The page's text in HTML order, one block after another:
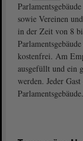
sowie Vereinen
in der Zeit von 8
kostenfrei. Am
ausgefüllt und ein
werden. Jeder
Parlamentsgebäude.